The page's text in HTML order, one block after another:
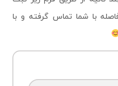
با شما تماس گرفته و با